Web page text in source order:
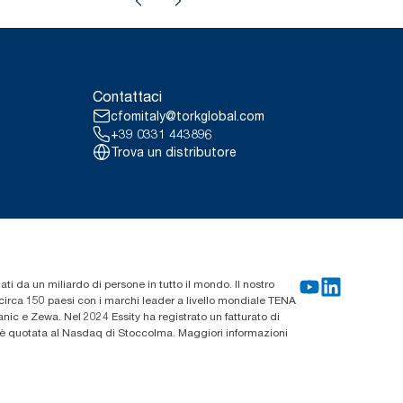
Contattaci
cfomitaly@torkglobal.com
+39 0331 443896
Trova un distributore
da un miliardo di persone in tutto il mondo. Il nostro
150 paesi con i marchi leader a livello mondiale TENA
e Zewa. Nel 2024 Essity ha registrato un fatturato di
quotata al Nasdaq di Stoccolma. Maggiori informazioni